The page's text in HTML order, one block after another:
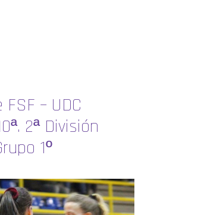
– UDC
2ª División
1º